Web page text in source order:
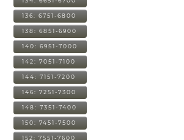
136: 6751-6800
138: 6851-6900
140: 6951-7000
142: 7051-7100
144: 7151-7200
146: 7251-7300
148: 7351-7400
150: 7451-7500
152: 7551-7600